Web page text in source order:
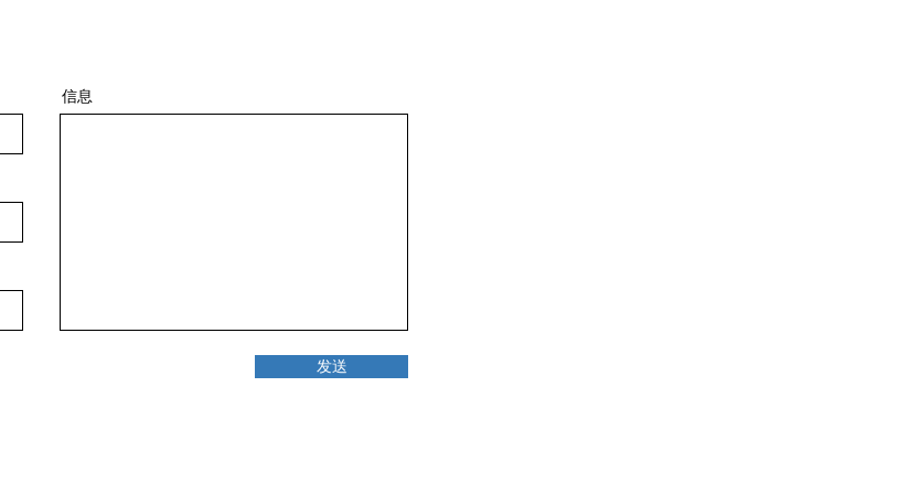
信息
发送